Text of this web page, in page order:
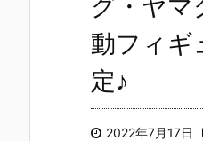
グ・ヤマ
動フィギ
定♪
2022年7月17日